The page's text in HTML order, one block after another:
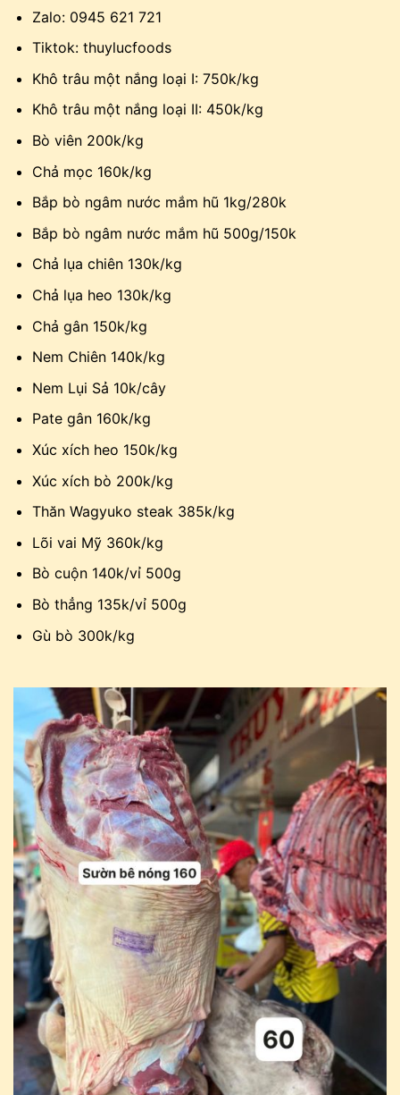
Zalo: 0945 621 721
Tiktok: thuylucfoods
Khô trâu một nắng loại I: 750k/kg
Khô trâu một nắng loại II: 450k/kg
Bò viên 200k/kg
Chả mọc 160k/kg
Bắp bò ngâm nước mắm hũ 1kg/280k
Bắp bò ngâm nước mắm hũ 500g/150k
Chả lụa chiên 130k/kg
Chả lụa heo 130k/kg
Chả gân 150k/kg
Nem Chiên 140k/kg
Nem Lụi Sả 10k/cây
Pate gân 160k/kg
Xúc xích heo 150k/kg
Xúc xích bò 200k/kg
Thăn Wagyuko steak 385k/kg
Lõi vai Mỹ 360k/kg
Bò cuộn 140k/vỉ 500g
Bò thẳng 135k/vỉ 500g
Gù bò 300k/kg